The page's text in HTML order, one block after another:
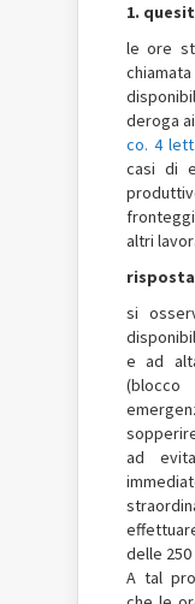
1.
le ore
deroga
co. 4
casi di
altri
si
e ad
(blocco
ad
delle 250
A tal